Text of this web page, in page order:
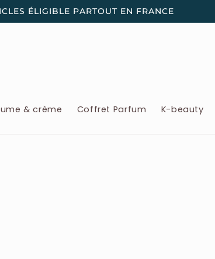
ÉLIGIBLE PARTOUT EN FRANCE
& crème Coffret Parfum K-beauty